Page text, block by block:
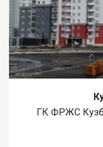
ГК ФРЖС